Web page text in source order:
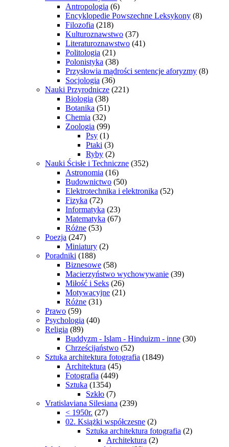
Antropologia (6)
Encyklopedie Powszechne Leksykony (8)
Filozofia (218)
Kulturoznawstwo (37)
Literaturoznawstwo (41)
Politologia (21)
Polonistyka (38)
Przysłowia mądrości sentencje aforyzmy (8)
Socjologia (36)
Nauki Przyrodnicze (221)
Biologia (38)
Botanika (51)
Chemia (32)
Zoologia (99)
Psy (1)
Ptaki (3)
Ryby (2)
Nauki Ścisłe i Techniczne (352)
Astronomia (16)
Budownictwo (50)
Elektrotechnika i elektronika (52)
Fizyka (72)
Informatyka (23)
Matematyka (67)
Różne (53)
Poezja (247)
Miniatury (2)
Poradniki (188)
Biznesowe (58)
Macierzyństwo wychowywanie (39)
Miłość i Seks (26)
Motywacyjne (21)
Różne (31)
Prawo (59)
Psychologia (40)
Religia (89)
Buddyzm - Islam - Hinduizm - inne (30)
Chrześcijaństwo (52)
Sztuka architektura fotografia (1849)
Architektura (45)
Fotografia (449)
Sztuka (1354)
Szkło (7)
Vratislaviana Silesiana (239)
< 1950r. (27)
02. Książki współczesne (2)
Sztuka architektura fotografia (2)
Architektura (2)